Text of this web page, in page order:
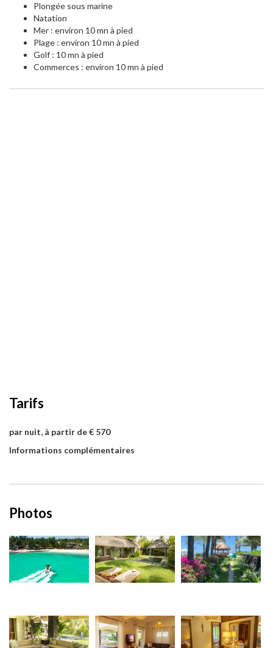
Plongée sous marine
Natation
Mer : environ 10 mn à pied
Plage : environ 10 mn à pied
Golf : 10 mn à pied
Commerces : environ 10 mn à pied
Tarifs
par nuit, à partir de € 570
Informations complémentaires
Photos